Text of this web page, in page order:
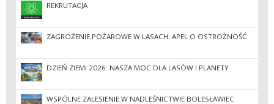
REKRUTACJA
ZAGROŻENIE POŻAROWE W LASACH. APEL O OSTROŻNOŚĆ
DZIEŃ ZIEMI 2026: NASZA MOC DLA LASÓW I PLANETY
WSPÓLNE ZALESIENIE W NADLEŚNICTWIE BOLESŁAWIEC